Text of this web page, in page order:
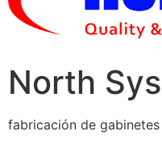
North
fabricación de gabinetes